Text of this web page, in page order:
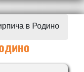
в Родино